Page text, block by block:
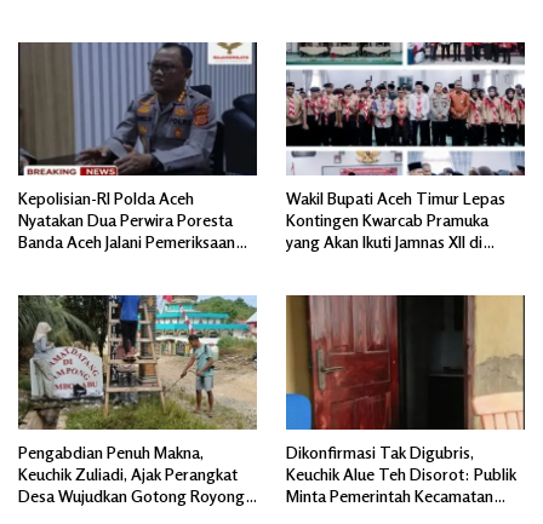
Kepolisian-RI Polda Aceh
Nyatakan Dua Perwira Poresta
Banda Aceh Jalani Pemeriksaan
Wakil Bupati Aceh Timur Lepas
Kontingen Kwarcab Pramuka
yang Akan Ikuti Jamnas XII di
Pengabdian Penuh Makna,
Keuchik Zuliadi, Ajak Perangkat
Desa Wujudkan Gotong Royong,
Dikonfirmasi Tak Digubris,
Keuchik Alue Teh Disorot: Publik
Minta Pemerintah Kecamatan